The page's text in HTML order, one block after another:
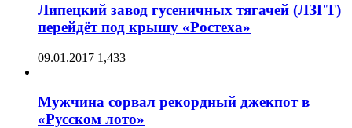
Липецкий завод гусеничных тягачей (ЛЗГТ)
перейдёт под крышу «Ростеха»
09.01.2017 1,433
Мужчина сорвал рекордный джекпот в
«Русском лото»